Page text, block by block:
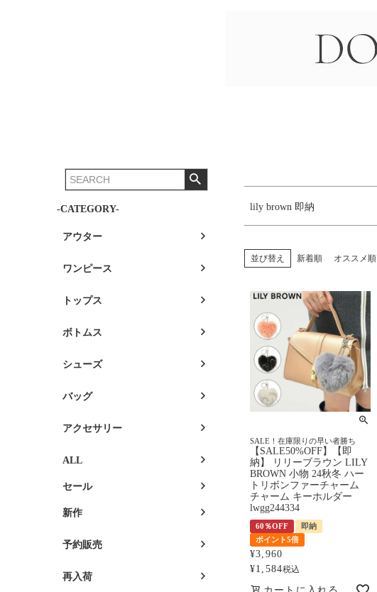
-CATEGORY-
アウター
ワンピース
トップス
ボトムス
シューズ
バッグ
アクセサリー
ALL
セール
新作
予約販売
再入荷
lily brown 即納
予約販売
即納
並び替え 新着順 オススメ順
SALE！在庫限りの早い者勝ち
【SALE50%OFF】【即
納】 リリーブラウン LILY
BROWN 小物 24秋冬 ハー
トリボンファーチャーム
チャーム キーホルダー
lwgg244334
60％OFF
即納
ポイント5倍
¥3,960
¥1,584税込